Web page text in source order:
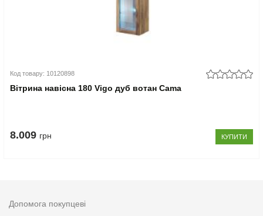
Код товару: 10120898
Вітрина навісна 180 Vigo дуб вотан Cama
8.009 грн КУПИТИ
Допомога покупцеві